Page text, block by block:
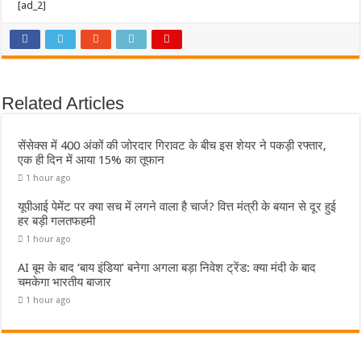
[ad_2]
Related Articles
सेंसेक्स में 400 अंकों की जोरदार गिरावट के बीच इस शेयर ने पकड़ी रफ्तार,
एक ही दिन में आया 15% का तूफान
1 hour ago
यूपीआई पेमेंट पर क्या सच में लगने वाला है चार्ज? वित्त मंत्री के बयान से दूर हुई
हर बड़ी गलतफहमी
1 hour ago
AI बूम के बाद ‘बाय इंडिया’ बनेगा अगला बड़ा निवेश ट्रेंड: क्या मंदी के बाद
चमकेगा भारतीय बाजार
1 hour ago